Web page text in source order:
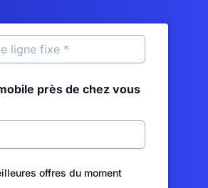
près de chez vous
offres du moment